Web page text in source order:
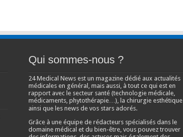
Qui sommes-nous ?
24 Medical News est un magazine dédié aux actualités
médicales en général, mais aussi, à tout ce qui est en
rapport avec le secteur santé (technologie médicale,
médicaments, phytothérapie…), la chirurgie esthétique
ainsi que les news de vos stars adorés.
Grâce à une équipe de rédacteurs spécialisés dans le
domaine médical et du bien-être, vous pouvez trouver